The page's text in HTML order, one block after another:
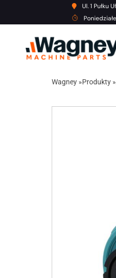
Ul. 1 Pułku
Wagney »Produkty »